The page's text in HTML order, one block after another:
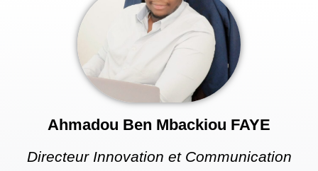
Ahmadou Ben Mbackiou FAYE
Directeur Innovation et Communication